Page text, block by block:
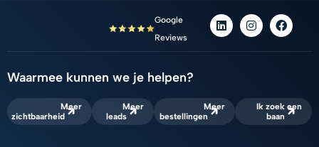
Google
Reviews
L
i
n
k
n
I
n
s
t
a
m
F
a
c
e
k
Waarmee kunnen we je helpen?
Meer
zichtbaarheid
Meer
leads
Meer
bestellingen
Ik zoek een
baan